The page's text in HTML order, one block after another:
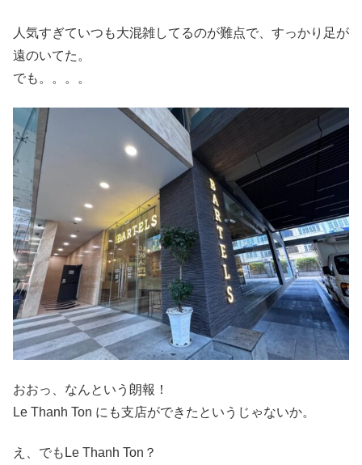
人気すぎていつも大混雑してるのが難点で、すっかり足が
遠のいてた。
でも。。。。
おおっ、なんという朗報！
Le Thanh Ton にも支店ができたというじゃないか。
え、でもLe Thanh Ton？